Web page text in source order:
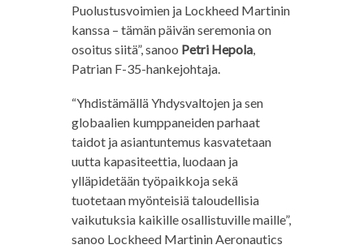
Puolustusvoimien ja Lockheed Martinin
kanssa – tämän päivän seremonia on
osoitus siitä”, sanoo Petri Hepola,
Patrian F-35-hankejohtaja.
“Yhdistämällä Yhdysvaltojen ja sen
globaalien kumppaneiden parhaat
taidot ja asiantuntemus kasvatetaan
uutta kapasiteettia, luodaan ja
ylläpidetään työpaikkoja sekä
tuotetaan myönteisiä taloudellisia
vaikutuksia kaikille osallistuville maille”,
sanoo Lockheed Martinin Aeronautics